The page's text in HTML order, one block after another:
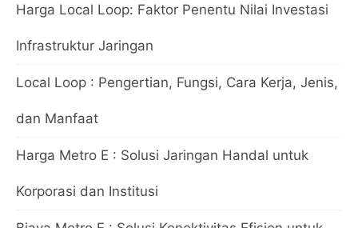
Harga Local Loop: Faktor Penentu Nilai Investasi
Infrastruktur Jaringan
Local Loop : Pengertian, Fungsi, Cara Kerja, Jenis,
dan Manfaat
Harga Metro E : Solusi Jaringan Handal untuk
Korporasi dan Institusi